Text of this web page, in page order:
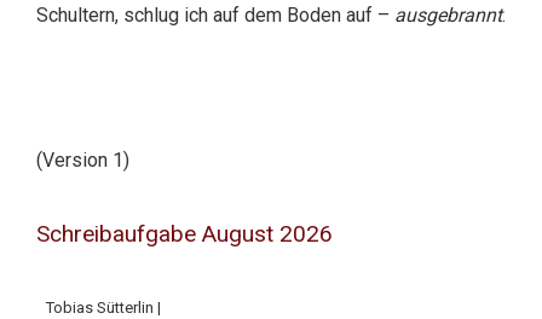
Schultern, schlug ich auf dem Boden auf – ausgebrannt.
(Version 1)
Schreibaufgabe August 2026
Tobias Sütterlin |